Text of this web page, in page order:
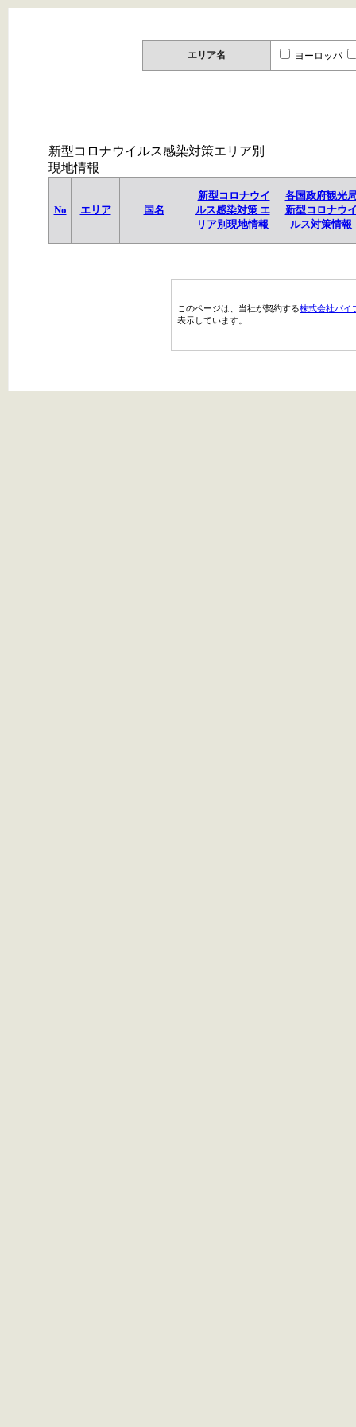
エリア名 ヨーロッパ
新型コロナウイルス感染対策エリア別
現地情報
No エリア 国名
新型コロナウイ
ルス感染対策 エ
リア別現地情報
各国政府観光
新型コロナウ
ルス対策情報
このページは、当社が契約する株式会社パイ
表示しています。